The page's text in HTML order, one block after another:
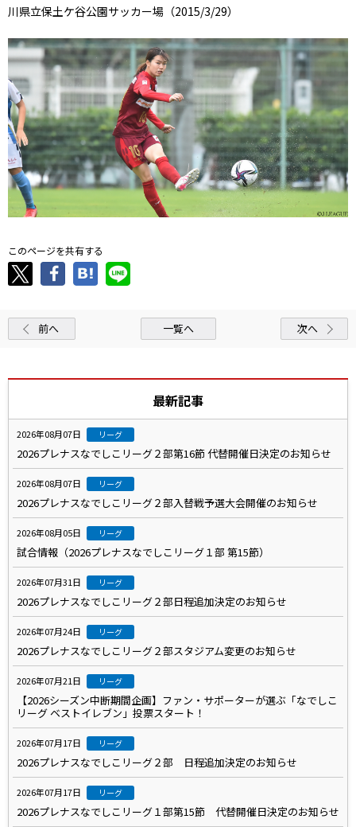
川県立保土ケ谷公園サッカー場（2015/3/29）
このページを共有する
前へ 一覧へ 次へ
最新記事
2026年08月07日 リーグ
2026プレナスなでしこリーグ２部第16節 代替開催日決定のお知らせ
2026年08月07日 リーグ
2026プレナスなでしこリーグ２部入替戦予選大会開催のお知らせ
2026年08月05日 リーグ
試合情報（2026プレナスなでしこリーグ１部 第15節）
2026年07月31日 リーグ
2026プレナスなでしこリーグ２部日程追加決定のお知らせ
2026年07月24日 リーグ
2026プレナスなでしこリーグ２部スタジアム変更のお知らせ
2026年07月21日 リーグ
【2026シーズン中断期間企画】ファン・サポーターが選ぶ「なでしこ
リーグ ベストイレブン」投票スタート！
2026年07月17日 リーグ
2026プレナスなでしこリーグ２部 日程追加決定のお知らせ
2026年07月17日 リーグ
2026プレナスなでしこリーグ１部第15節 代替開催日決定のお知らせ